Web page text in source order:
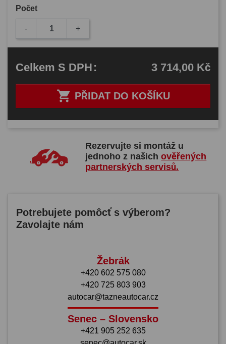
Počet
- +
 PŘIDAT DO KOŠÍKU
Celkem S DPH: 3 714,00 Kč
Rezervujte si montáž u
jednoho z našichověřených
partnerských servisů.
Potrebujete pomôcť s výberom?
Zavolajte nám
Žebrák
+420 602 575 080
+420 725 803 903
autocar@tazneautocar.cz
Senec – Slovensko
+421 905 252 635